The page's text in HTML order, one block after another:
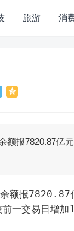
旅游 消
额报7820.87亿
一交易日增